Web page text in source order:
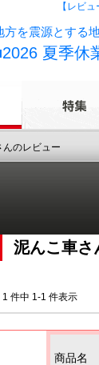
【レビ
を震源とする
夏季休
んのレビュー
泥んこ車さ
1 件中 1-1 件表示
商品名